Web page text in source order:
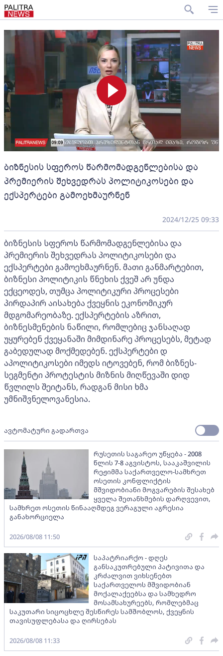
ბიზნესის სფეროს წარმომადგენლებისა და
პრემიერის შეხვედრას პოლიტიკოსები და
ექსპერტები გამოეხმაურნენ
2024/12/25 09:33
ბიზნესის სფეროს წარმომადგენლებისა და
პრემიერის შეხვედრას პოლიტიკოსები და
ექსპერტები გამოეხმაურნენ. მათი განმარტებით,
ბიზნესი პოლიტიკის წნეხის ქვეშ არ უნდა
ექცეოდეს, თუმცა პოლიტიკური პროცესები
პირდაპირ აისახება ქვეყნის ეკონომიკურ
მდგომარეობაზე. ექსპერტების აზრით,
ბიზნესმენების ნაწილი, რომლებიც ჯანსაღად
უყურებენ ქვეყანაში მიმდინარე პროცესებს, მეტად
გაბედულად მოქმედებენ. ექსპერტები დ
აპოლიტიკოსები იმედს იტოვებენ, რომ ბიზნეს-
სეგმენტი პროტესტის მიზნის მიღწევაში დიდ
წვლილს შეიტანს, რადგან მისი ხმა
უმნიშვნელოვანესია.
ავტომატური გადართვა
რუსეთის საგარეო უწყება - 2008
წლის 7-8 აგვისტოს, სააკაშვილის
რეჟიმმა საქართველო-სამხრეთ
ოსეთის კონფლიქტის
მშვიდობიანი მოგვარების შესახებ
ყველა შეთანხმების დარღვევით,
სამხრეთ ოსეთის წინააღმდეგ ვერაგული აგრესია
განახორციელა
2026/08/08 11:50
საპატრიარქო - დღეს
განსაკუთრებული პატივითა და
კრძალვით ვიხსენებთ
საქართველოს მშვიდობიან
მოქალაქეებსა და სამხედრო
მოსამსახურეებს, რომლებმაც
საკუთარი სიცოცხლე შესწირეს სამშობლოს, ქვეყნის
თავისუფლებასა და ღირსებას
2026/08/08 11:33